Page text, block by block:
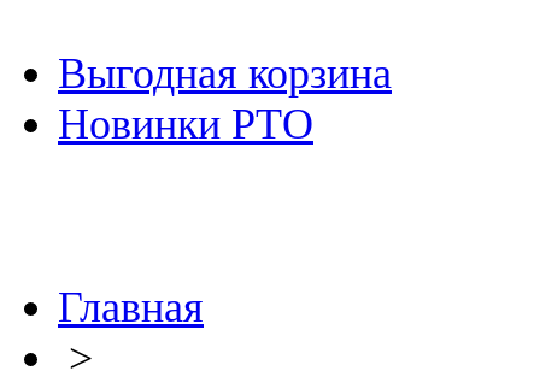
Выгодная корзина
Новинки РТО
Главная
>